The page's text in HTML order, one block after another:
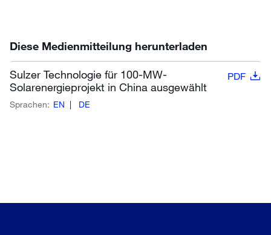
Diese Medienmitteilung herunterladen
Sulzer Technologie für 100-MW-
Solarenergieprojekt in China ausgewählt
PDF
Sprachen: EN DE